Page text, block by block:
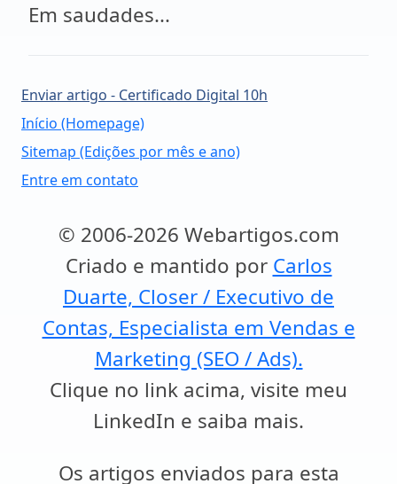
Em saudades...
Enviar artigo - Certificado Digital 10h
Início (Homepage)
Sitemap (Edições por mês e ano)
Entre em contato
© 2006-2026 Webartigos.com
Criado e mantido por Carlos
Duarte, Closer / Executivo de
Contas, Especialista em Vendas e
Marketing (SEO / Ads).
Clique no link acima, visite meu
LinkedIn e saiba mais.
Os artigos enviados para esta